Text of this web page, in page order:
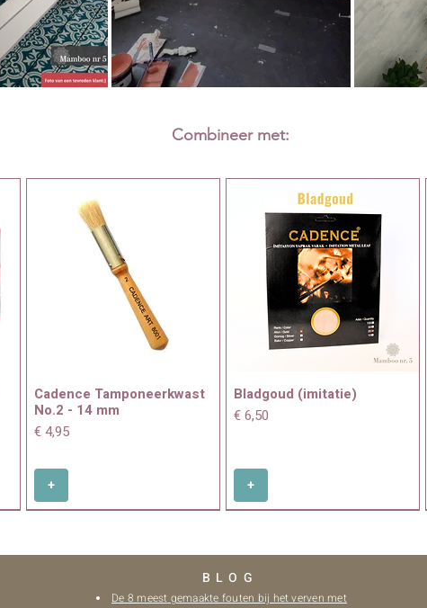
Combineer met:
Cadence Tamponeerkwast
No.2 - 14 mm
Prijs
€ 4,95
+
Bladgoud (imitatie)
Prijs
€ 6,50
+
BLOG
De 8 meest gemaakte fouten bij het verven met